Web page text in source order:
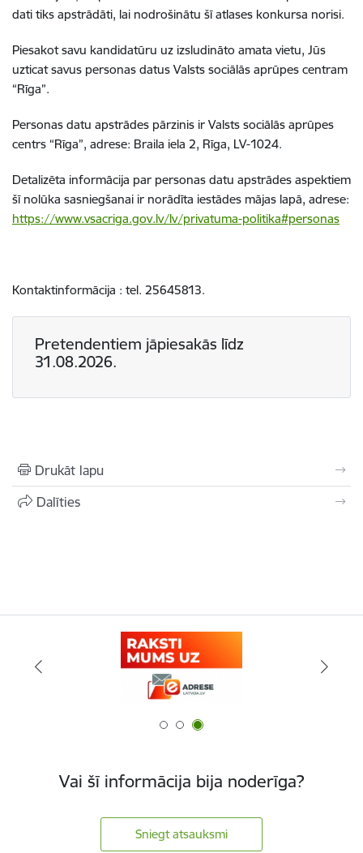
dati tiks apstrādāti, lai nodrošinātu šī atlases konkursa norisi.
Piesakot savu kandidatūru uz izsludināto amata vietu, Jūs
uzticat savus personas datus Valsts sociālās aprūpes centram
“Rīga”.
Personas datu apstrādes pārzinis ir Valsts sociālās aprūpes
centrs “Rīga”, adrese: Braila iela 2, Rīga, LV-1024.
Detalizēta informācija par personas datu apstrādes aspektiem
šī nolūka sasniegšanai ir norādīta iestādes mājas lapā, adrese:
https://www.vsacriga.gov.lv/lv/privatuma-politika#personas
Kontaktinformācija : tel. 25645813.
Pretendentiem jāpiesakās līdz
31.08.2026.
Drukāt lapu
Dalīties
Vai šī informācija bija noderīga?
Sniegt atsauksmi